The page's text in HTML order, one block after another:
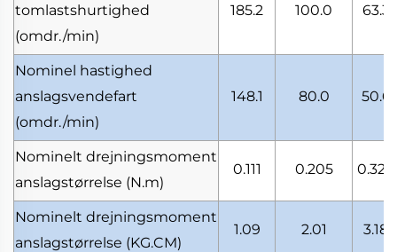
tomlastshurtighed
(omdr./min)
185.2 100.0 63.3
Nominel hastighed
anslagsvendefart
(omdr./min)
148.1 80.0 50.6
Nominelt drejningsmoment
anslagstørrelse (N.m)
0.111 0.205 0.324
Nominelt drejningsmoment
anslagstørrelse (KG.CM)
1.09 2.01 3.18